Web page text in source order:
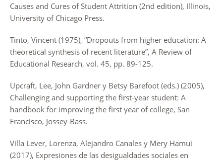
Causes and Cures of Student Attrition (2nd edition), Illinois,
University of Chicago Press.
Tinto, Vincent (1975), “Dropouts from higher education: A
theoretical synthesis of recent literature”, A Review of
Educational Research, vol. 45, pp. 89-125.
Upcraft, Lee, John Gardner y Betsy Barefoot (eds.) (2005),
Challenging and supporting the first-year student: A
handbook for improving the first year of college, San
Francisco, Jossey-Bass.
Villa Lever, Lorenza, Alejandro Canales y Mery Hamui
(2017), Expresiones de las desigualdades sociales en